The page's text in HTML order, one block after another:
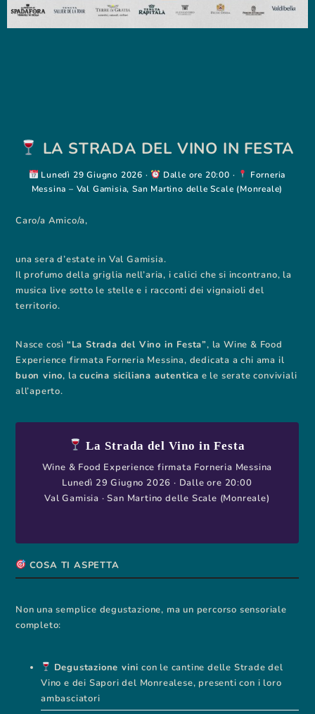
LA STRADA DEL VINO IN FESTA
Lunedì 29 Giugno 2026 · Dalle ore 20:00 ·
Forneria
Messina – Val Gamisia, San Martino delle Scale (Monreale)
Caro/a Amico/a,
una sera d’estate in Val Gamisia.
Il profumo della griglia nell’aria, i calici che si incontrano, la
musica live sotto le stelle e i racconti dei vignaioli del
territorio.
Nasce così “La Strada del Vino in Festa”, la Wine & Food
Experience firmata Forneria Messina, dedicata a chi ama il
buon vino, lacucina siciliana autentica e le serate conviviali
all’aperto.
La Strada del Vino in Festa
Wine & Food Experience firmata Forneria Messina
Lunedì 29 Giugno 2026 · Dalle ore 20:00
Val Gamisia · San Martino delle Scale (Monreale)
COSA TI ASPETTA
Non una semplice degustazione, ma un percorso sensoriale
completo:
Degustazione vini con le cantine delle Strade del
Vino e dei Sapori del Monrealese, presenti con i loro
ambasciatori